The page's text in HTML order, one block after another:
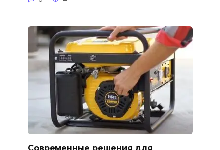
Современные решения для